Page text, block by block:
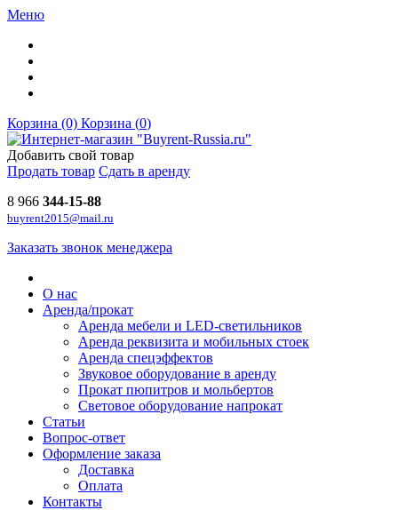
Меню
Корзина (0) Корзина (0)
Добавить свой товар
Продать товар Сдать в аренду
8 966 344-15-88
buyrent2015@mail.ru
Заказать звонок менеджера
О нас
Аренда/прокат
Аренда мебели и LED-светильников
Аренда реквизита и мобильных стоек
Аренда спецэффектов
Звуковое оборудование в аренду
Прокат пюпитров и мольбертов
Световое оборудование напрокат
Статьи
Вопрос-ответ
Оформление заказа
Доставка
Оплата
Контакты